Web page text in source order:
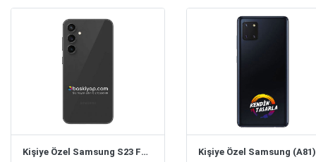
Kişiye Özel Samsung S23 Fe Silikon Telefon Kılıfı